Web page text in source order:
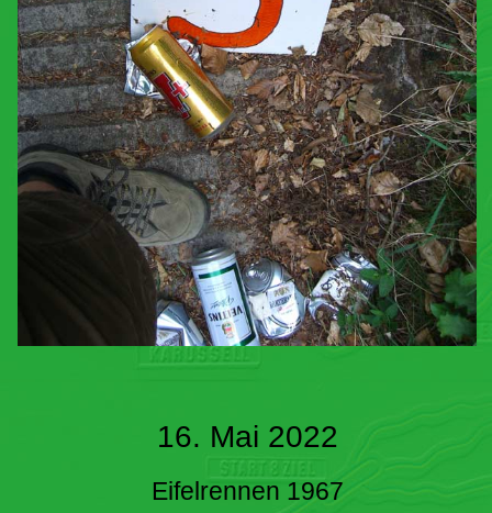
16. Mai 2022
Eifelrennen 1967